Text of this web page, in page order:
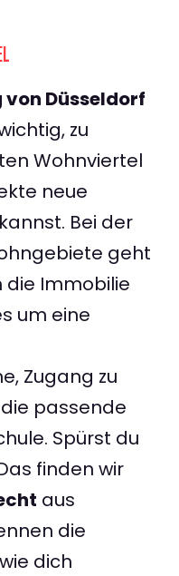
von Düsseldorf
zu
Wohnviertel
neue
Bei der
geht
die Immobilie
um eine
Zugang zu
passende
Spürst du
finden wir
aus
die
dich